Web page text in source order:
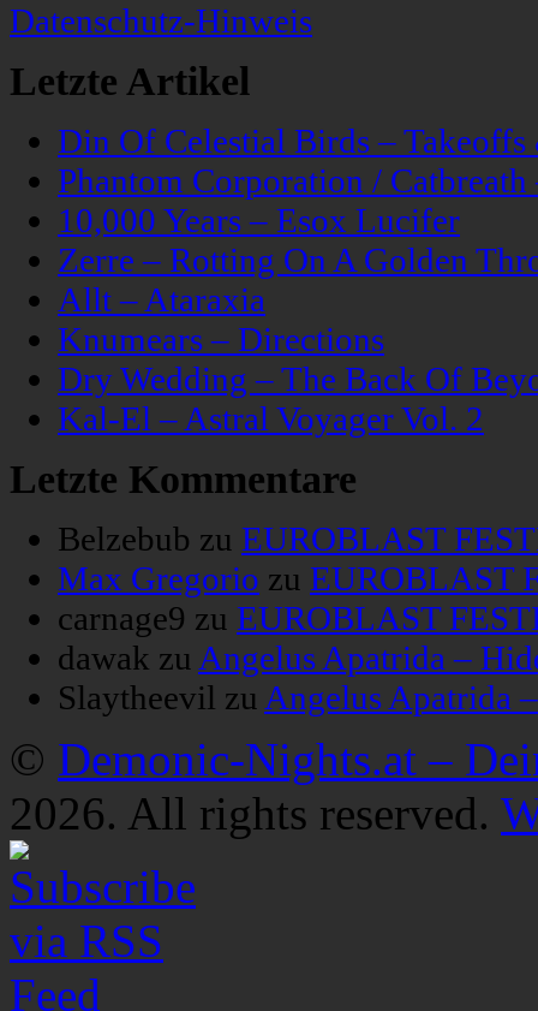
Datenschutz-Hinweis
Letzte Artikel
Din Of Celestial Birds –
Phantom Corporation /
10,000 Years – Esox Lucifer
Zerre – Rotting On A Golden
Allt – Ataraxia
Knumears – Directions
Dry Wedding – The Back Of
Kal-El – Astral Voyager Vol. 2
Letzte Kommentare
Belzebub zu EUROBLAST
Max Gregorio zu EUROBLAST
carnage9 zu EUROBLAST
dawak zu Angelus Apatrida –
Slaytheevil zu Angelus Apatrida
© Demonic-Nights.at –
2026. All rights reserved.